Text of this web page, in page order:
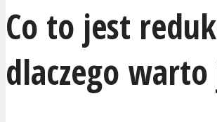
Co to jest
dlaczego